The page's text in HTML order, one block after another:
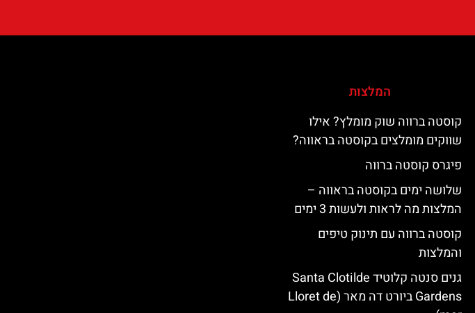
המלצות
קוסטה ברווה שוק מומלץ? אילו
שווקים מומלצים בקוסטה בראווה?
פיגרס קוסטה ברווה
שלושה ימים בקוסטה בראווה –
המלצות מה לראות ולעשות 3 ימים
קוסטה ברווה עם תינוק טיפים
והמלצות
גנים סנטה קלוטיד Santa Clotilde
Gardens ביורט דה מאר (Lloret de